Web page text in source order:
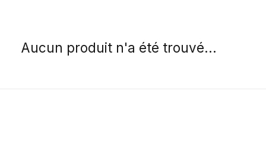
Aucun produit n'a été trouvé...